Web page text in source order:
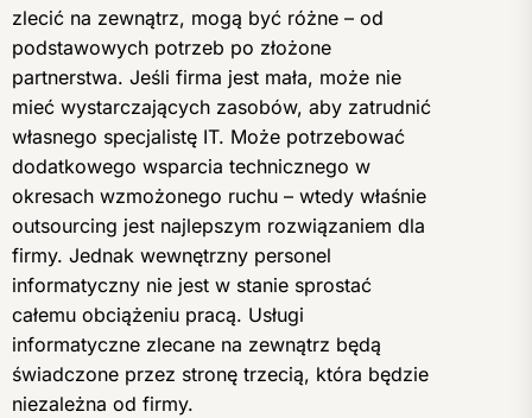
zlecić na zewnątrz, mogą być różne – od
podstawowych potrzeb po złożone
partnerstwa. Jeśli firma jest mała, może nie
mieć wystarczających zasobów, aby zatrudnić
własnego specjalistę IT. Może potrzebować
dodatkowego wsparcia technicznego w
okresach wzmożonego ruchu – wtedy właśnie
outsourcing jest najlepszym rozwiązaniem dla
firmy. Jednak wewnętrzny personel
informatyczny nie jest w stanie sprostać
całemu obciążeniu pracą. Usługi
informatyczne zlecane na zewnątrz będą
świadczone przez stronę trzecią, która będzie
niezależna od firmy.